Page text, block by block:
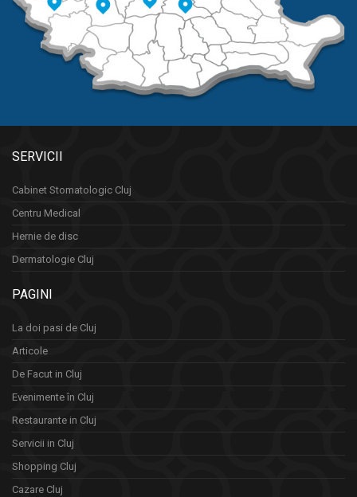
SERVICII
Cabinet Stomatologic Cluj
Centru Medical
Hernie de disc
Dermatologie Cluj
PAGINI
La doi pasi de Cluj
Articole
De Facut in Cluj
Evenimente în Cluj
Restaurante in Cluj
Servicii in Cluj
Shopping Cluj
Cazare Cluj